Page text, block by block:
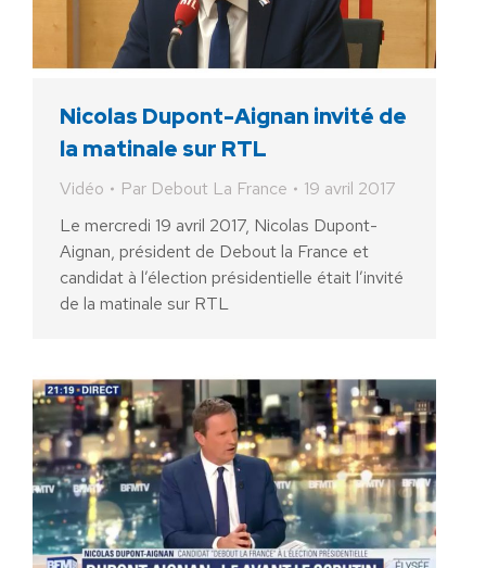
Nicolas Dupont-Aignan invité de
la matinale sur RTL
Vidéo Par Debout La France
19 avril 2017
Le mercredi 19 avril 2017, Nicolas Dupont-
Aignan, président de Debout la France et
candidat à l’élection présidentielle était l’invité
de la matinale sur RTL